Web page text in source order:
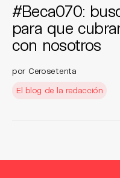
#Beca070:
para que
con nosotros
por Cerosetenta
El blog de la redacción